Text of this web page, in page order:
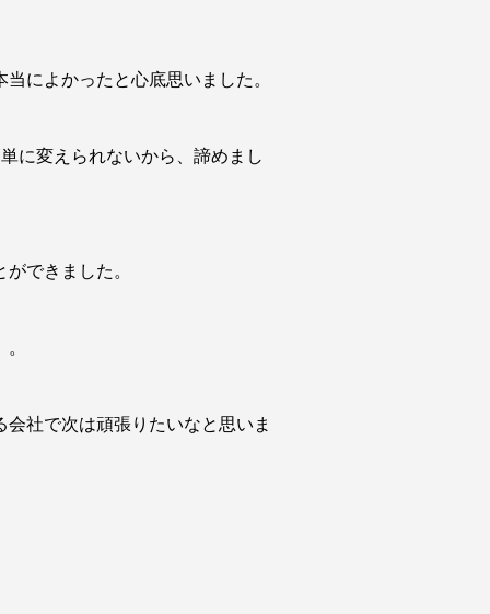
によかったと心底思いました。
に変えられないから、諦めまし
できました。
社で次は頑張りたいなと思いま